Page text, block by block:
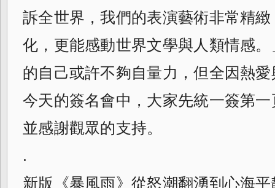
訴全世界，我們的表演藝術非常精
化，更能感動世界文學與人類情感
的自己或許不夠自量力，但全因熱
今天的簽名會中，大家先統一簽第
並感謝觀眾的支持。
.
新版《暴風雨》從怒潮翻湧到心海